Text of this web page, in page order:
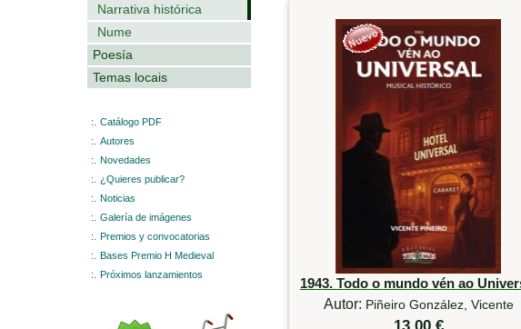
Narrativa histórica
Nume
Poesía
Temas locais
:.
Catálogo PDF
:.
Autores
:.
Novedades
:.
¿Quieres publicar?
:.
Noticias
:.
Galería de imágenes
:.
Premios y convocatorias
:.
Bases Premio H Medieval
:.
Próximos lanzamientos
1943. Todo o mundo vén ao
Autor: Piñeiro González, Vicente